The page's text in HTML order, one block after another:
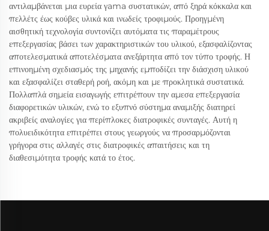
αντιλαμβάνεται μια ευρεία γama συστατικών, από ξηρά κόκκαλα και
πελλέτς έως κούβες υλικά και ινωδείς τροφιμούς. Προηγμένη
αισθητική τεχνολογία συντονίζει αυτόματα τις παραμέτρους
επεξεργασίας βάσει των χαρακτηριστικών του υλικού, εξασφαλίζοντας
αποτελεσματικά αποτελέσματα ανεξάρτητα από τον τύπο τροφής. Η
επινοημένη σχεδιασμός της μηχανής εμποδίζει την διάσχιση υλικού
και εξασφαλίζει σταθερή ροή, ακόμη και με προκλητικά συστατικά.
Πολλαπλά σημεία εισαγωγής επιτρέπουν την αμεσα επεξεργασία
διαφορετικών υλικών, ενώ το εξυπνό σύστημα αναμιξής διατηρεί
ακριβείς αναλογίες για περίπλοκες διατροφικές συνταγές. Αυτή η
πολυειδικότητα επιτρέπει στους γεωργούς να προσαρμόζονται
γρήγορα στις αλλαγές στις διατροφικές απαιτήσεις και τη
διαθεσιμότητα τροφής κατά το έτος.